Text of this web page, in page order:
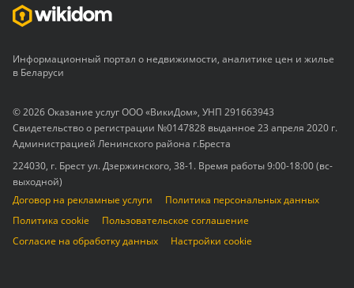
Информационный портал о недвижимости, аналитике цен и жилье
в Беларуси
© 2026 Оказание услуг ООО «ВикиДом», УНП 291663943
Свидетельство о регистрации №0147828 выданное 23 апреля 2020 г.
Администрацией Ленинского района г.Бреста
224030, г. Брест ул. Дзержинского, 38-1. Время работы 9:00-18:00 (вс-
выходной)
Договор на рекламные услуги
Политика персональных данных
Политика cookie
Пользовательское соглашение
Согласие на обработку данных
Настройки cookie